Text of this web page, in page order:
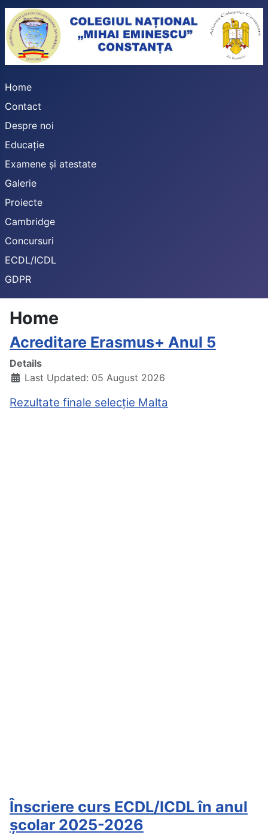
Home
Contact
Despre noi
Educație
Examene și atestate
Galerie
Proiecte
Cambridge
Concursuri
ECDL/ICDL
GDPR
Home
Acreditare Erasmus+ Anul 5
Details
Last Updated: 05 August 2026
Rezultate finale selecție Malta
Înscriere curs ECDL/ICDL în anul
școlar 2025-2026